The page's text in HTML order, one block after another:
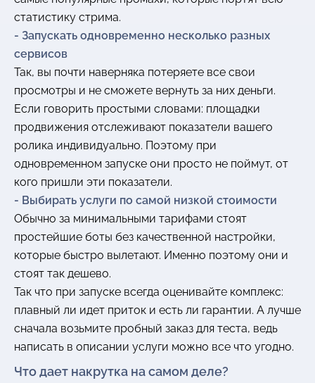
статистику стрима.
- Запускать одновременно несколько разных
сервисов
Так, вы почти наверняка потеряете все свои
просмотры и не сможете вернуть за них деньги.
Если говорить простыми словами: площадки
продвижения отслеживают показатели вашего
ролика индивидуально. Поэтому при
одновременном запуске они просто не поймут, от
кого пришли эти показатели.
- Выбирать услуги по самой низкой стоимости
Обычно за минимальными тарифами стоят
простейшие боты без качественной настройки,
которые быстро вылетают. Именно поэтому они и
стоят так дешево.
Так что при запуске всегда оценивайте комплекс:
плавный ли идет приток и есть ли гарантии. А лучше
сначала возьмите пробный заказ для теста, ведь
написать в описании услуги можно все что угодно.
Что дает накрутка на самом деле?